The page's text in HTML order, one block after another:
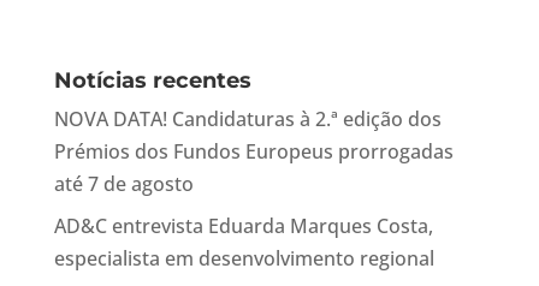
Notícias recentes
NOVA DATA! Candidaturas à 2.ª edição dos
Prémios dos Fundos Europeus prorrogadas
até 7 de agosto
AD&C entrevista Eduarda Marques Costa,
especialista em desenvolvimento regional